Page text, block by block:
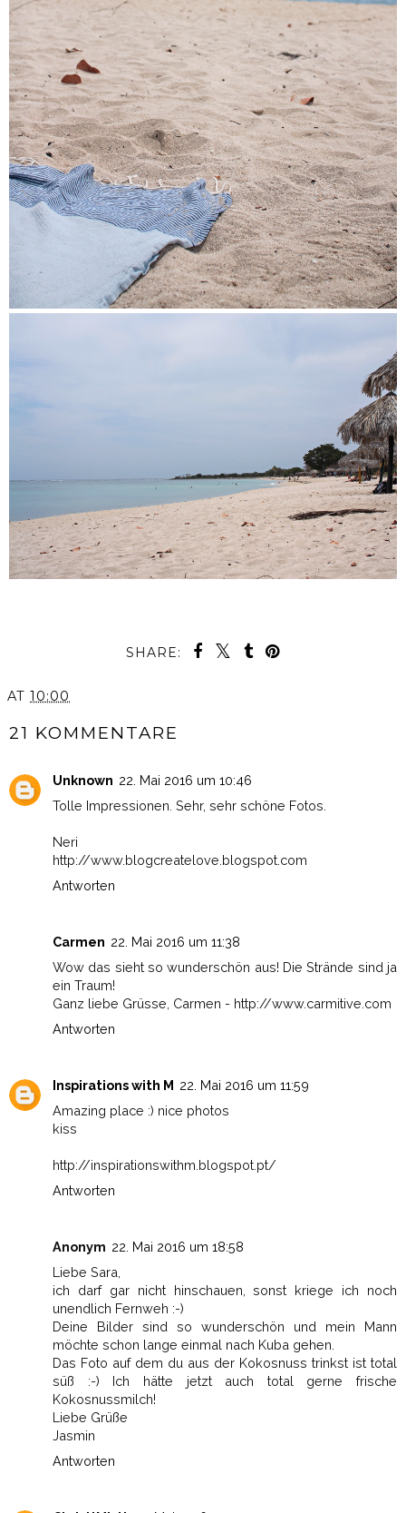
SHARE:
AT 10:00
21 KOMMENTARE
Unknown 22. Mai 2016 um 10:46
Tolle Impressionen. Sehr, sehr schöne Fotos.
Neri
http://www.blogcreatelove.blogspot.com
Antworten
Carmen 22. Mai 2016 um 11:38
Wow das sieht so wunderschön aus! Die Strände sind ja
ein Traum!
Ganz liebe Grüsse, Carmen - http://www.carmitive.com
Antworten
Inspirations with M 22. Mai 2016 um 11:59
Amazing place :) nice photos
kiss
http://inspirationswithm.blogspot.pt/
Antworten
Anonym 22. Mai 2016 um 18:58
Liebe Sara,
ich darf gar nicht hinschauen, sonst kriege ich noch
unendlich Fernweh :-)
Deine Bilder sind so wunderschön und mein Mann
möchte schon lange einmal nach Kuba gehen.
Das Foto auf dem du aus der Kokosnuss trinkst ist total
süß :-) Ich hätte jetzt auch total gerne frische
Kokosnussmilch!
Liebe Grüße
Jasmin
Antworten